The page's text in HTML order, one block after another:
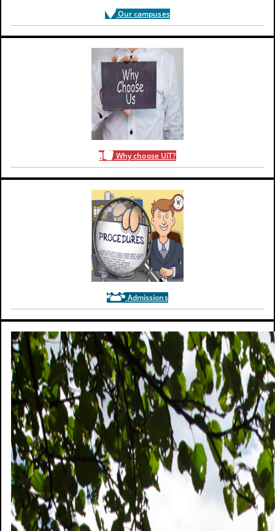
Our campuses
Why choose UiT?
Admissions